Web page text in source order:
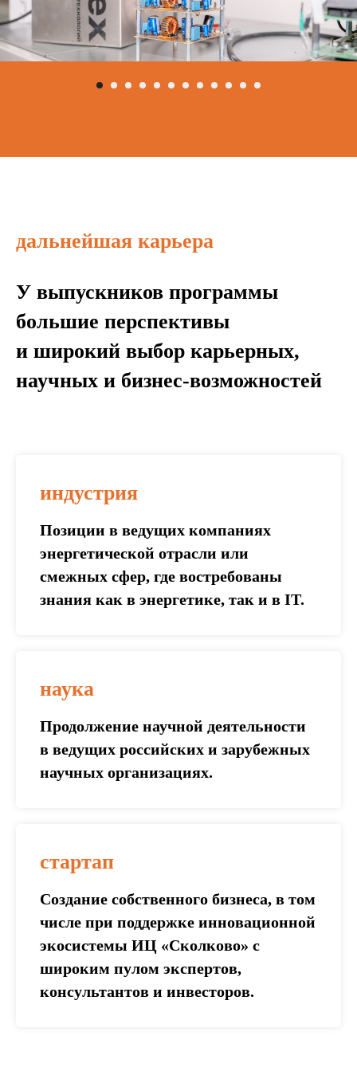
дальнейшая карьера
У выпускников программы
большие перспективы
и широкий выбор карьерных,
научных и бизнес-возможностей
индустрия
Позиции в ведущих компаниях
энергетической отрасли или
смежных сфер, где востребованы
знания как в энергетике, так и в IT.
наука
Продолжение научной деятельности
в ведущих российских и зарубежных
научных организациях.
стартап
Создание собственного бизнеса, в том
числе при поддержке инновационной
экосистемы ИЦ «Сколково» с
широким пулом экспертов,
консультантов и инвесторов.